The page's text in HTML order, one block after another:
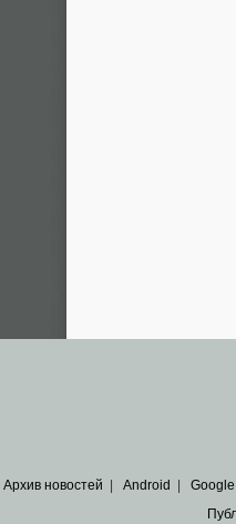
Архив новостей Android Google